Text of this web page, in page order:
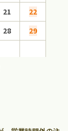
21
22
28
29